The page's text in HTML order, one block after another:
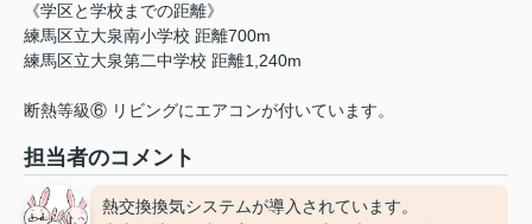
《学区と学校までの距離》
練馬区立大泉南小学校 距離700m
練馬区立大泉第二中学校 距離1,240m
断熱等級⑥ リビングにエアコンが付いています。
担当者のコメント
熱交換換気システムが導入されています。